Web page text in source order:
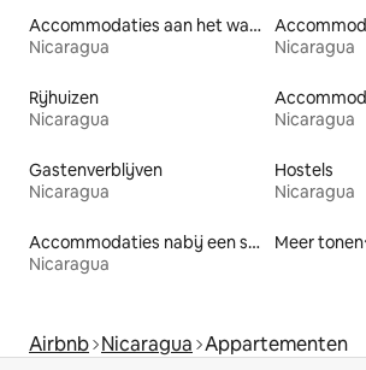
Accommodaties aan het water
Nicaragua
Nicaragua
Rijhuizen
Nicaragua
Nicaragua
Gastenverblijven
Nicaragua
Hostels
Nicaragua
Accommodaties nabij een strand
Nicaragua
Meer tonen
Airbnb Nicaragua Appartementen